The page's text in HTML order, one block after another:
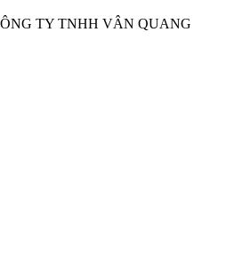
TY TNHH VÂN QUANG